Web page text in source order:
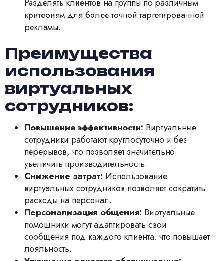
Разделять клиентов на группы по различным
критериям для более точной таргетированной
рекламы.
Преимущества
использования
виртуальных
сотрудников:
Повышение эффективности: Виртуальные
сотрудники работают круглосуточно и без
перерывов, что позволяет значительно
увеличить производительность.
Снижение затрат: Использование
виртуальных сотрудников позволяет сократить
расходы на персонал.
Персонализация общения: Виртуальные
помощники могут адаптировать свои
сообщения под каждого клиента, что повышает
лояльность.